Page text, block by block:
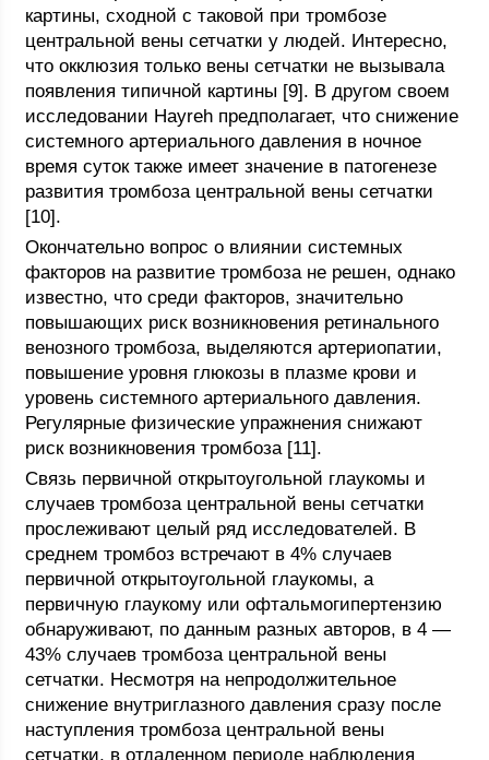
картины, сходной с таковой при тромбозе
центральной вены сетчатки у людей. Интересно,
что окклюзия только вены сетчатки не вызывала
появления типичной картины [9]. В другом своем
исследовании Hayreh предполагает, что снижение
системного артериального давления в ночное
время суток также имеет значение в патогенезе
развития тромбоза центральной вены сетчатки
[10].
Окончательно вопрос о влиянии системных
факторов на развитие тромбоза не решен, однако
известно, что среди факторов, значительно
повышающих риск возникновения ретинального
венозного тромбоза, выделяются артериопатии,
повышение уровня глюкозы в плазме крови и
уровень системного артериального давления.
Регулярные физические упражнения снижают
риск возникновения тромбоза [11].
Связь первичной открытоугольной глаукомы и
случаев тромбоза центральной вены сетчатки
прослеживают целый ряд исследователей. В
среднем тромбоз встречают в 4% случаев
первичной открытоугольной глаукомы, а
первичную глаукому или офтальмогипертензию
обнаруживают, по данным разных авторов, в 4 —
43% случаев тромбоза центральной вены
сетчатки. Несмотря на непродолжительное
снижение внутриглазного давления сразу после
наступления тромбоза центральной вены
сетчатки, в отдаленном периоде наблюдения